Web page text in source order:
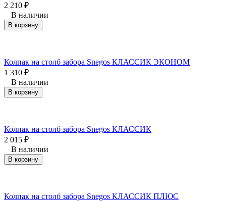
2 210 ₽
В наличии
В корзину
Колпак на столб забора Snegos КЛАССИК ЭКОНОМ
1 310 ₽
В наличии
В корзину
Колпак на столб забора Snegos КЛАССИК
2 015 ₽
В наличии
В корзину
Колпак на столб забора Snegos КЛАССИК ПЛЮС